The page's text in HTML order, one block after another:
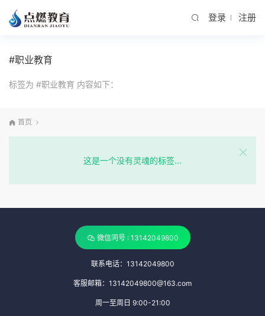
登录 注册
#职业教育
标签为 #职业教育 内容如下：
首页
这是一个没有灵魂的标签...
微信同号 : 13142049800
联系电话：13142049800
客服邮箱：13142049800@163.com
周一至周日 9:00-21:00